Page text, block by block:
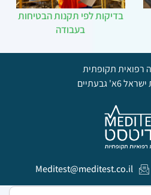
בדיקות לפי תקנות הבטיחות
בעבודה
רפואית תקופתית
6א' גבעתיים
Meditest@meditest.co.il